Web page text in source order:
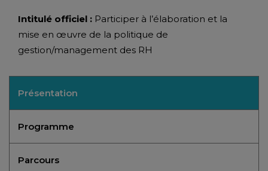
Intitulé officiel : Participer à l’élaboration et la
mise en œuvre de la politique de
gestion/management des RH
Présentation
Programme
Parcours